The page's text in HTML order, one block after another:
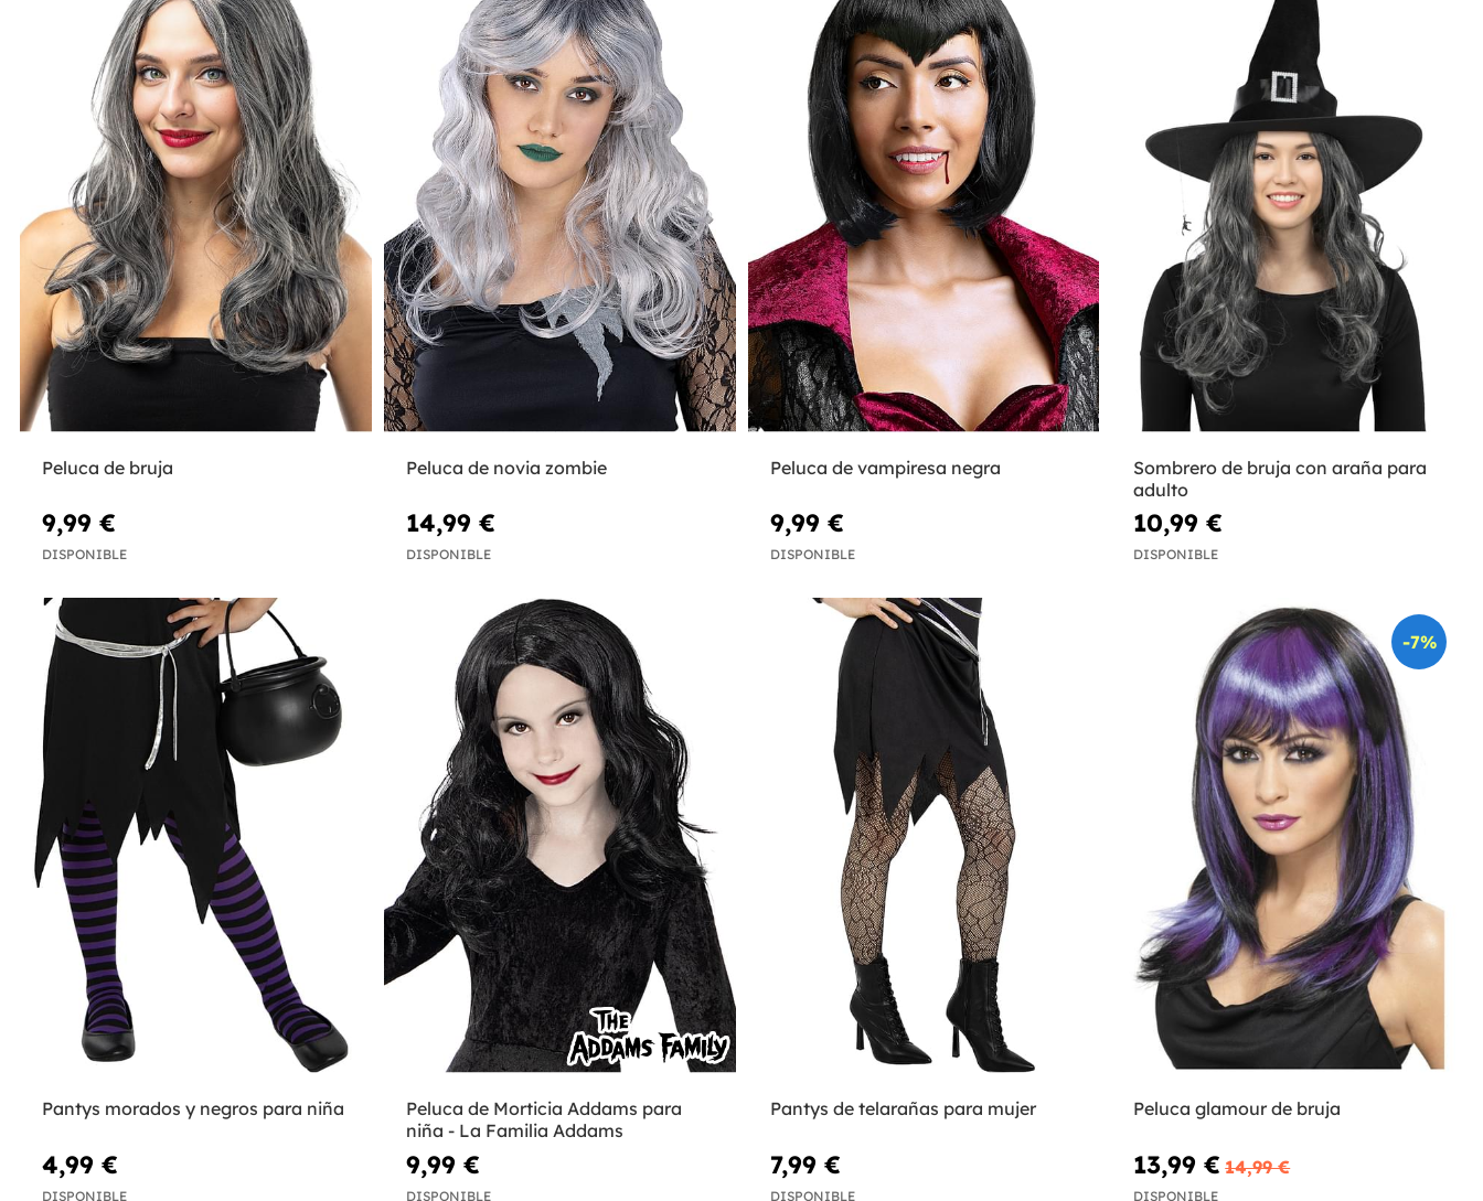
Peluca de bruja
9,99 €
DISPONIBLE
Peluca de novia zombie
14,99 €
DISPONIBLE
Peluca de vampiresa negra
9,99 €
DISPONIBLE
Sombrero de bruja con araña para
adulto
10,99 €
DISPONIBLE
Pantys morados y negros para niña
4,99 €
DISPONIBLE
Peluca de Morticia Addams para
niña - La Familia Addams
9,99 €
DISPONIBLE
Pantys de telarañas para mujer
7,99 €
DISPONIBLE
-7%
Peluca glamour de bruja
13,99 € 14,99 €
DISPONIBLE